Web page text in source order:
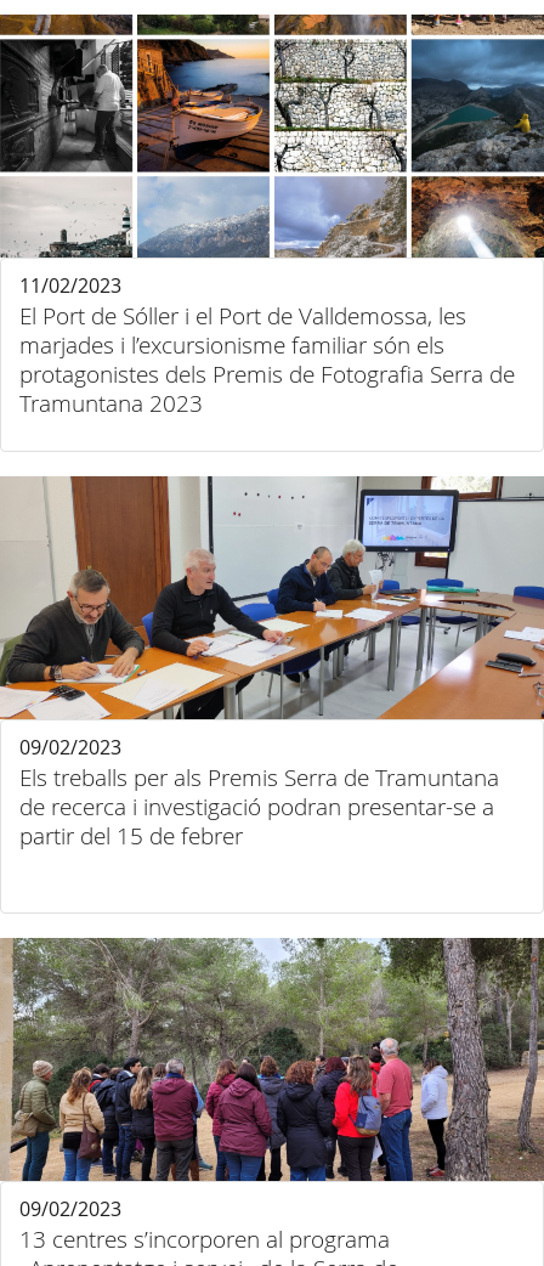
El Port de Sóller i el Port de Valldemossa, les
marjades i l’excursionisme familiar són els
protagonistes dels Premis de Fotografia Serra de
Tramuntana 2023
11/02/2023
Els treballs per als Premis Serra de Tramuntana
de recerca i investigació podran presentar-se a
partir del 15 de febrer
09/02/2023
13 centres s’incorporen al programa
09/02/2023